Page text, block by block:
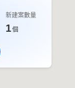
新建案數量
1個